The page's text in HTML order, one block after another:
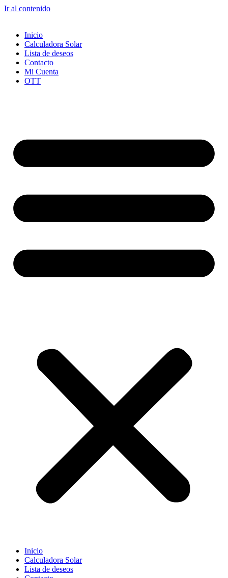
Ir al contenido
Inicio
Calculadora Solar
Lista de deseos
Contacto
Mi Cuenta
OTT
Inicio
Calculadora Solar
Lista de deseos